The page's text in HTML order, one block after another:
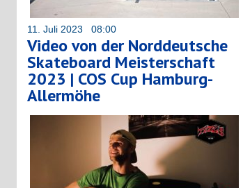
11. Juli 2023 08:00
Video von der Norddeutsche
Skateboard Meisterschaft
2023 | COS Cup Hamburg-
Allermöhe